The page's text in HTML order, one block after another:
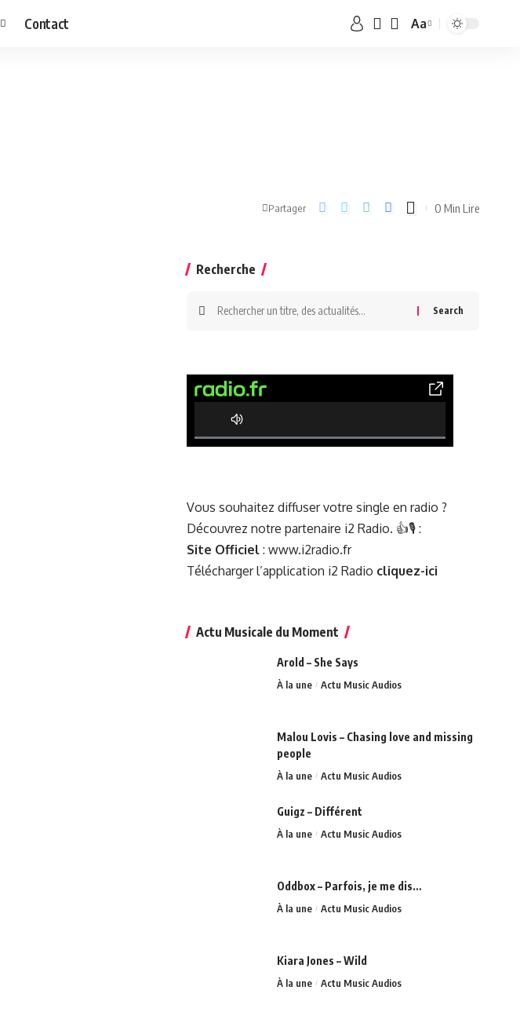
Contact Aa
Partager 0 Min Lire
Recherche
0% Complete
Vous souhaitez diffuser votre single en radio ?
Découvrez notre partenaire i2 Radio. 👍🎙️ :
Site Officiel: www.i2radio.fr
Télécharger l’application i2 Radio cliquez-ici
Actu Musicale du Moment
Arold – She Says
À la une Actu Music Audios
Malou Lovis – Chasing love and missing
people
À la une Actu Music Audios
Guigz – Différent
À la une Actu Music Audios
Oddbox – Parfois, je me dis…
À la une Actu Music Audios
Kiara Jones – Wild
À la une Actu Music Audios